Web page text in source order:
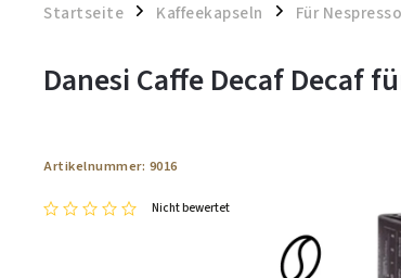
Startseite / Kaffeekapseln / Für Nespresso
Danesi Caffe Decaf Decaf
Artikelnummer: 9016
Nicht bewertet